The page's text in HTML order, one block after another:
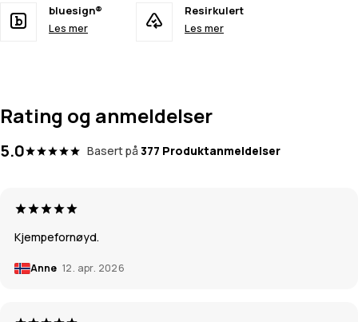
bluesign®
Les mer
Resirkulert
Les mer
Rating og anmeldelser
5.0 Basert på 377 Produktanmeldelser
Kjempefornøyd.
Anne 12. apr. 2026